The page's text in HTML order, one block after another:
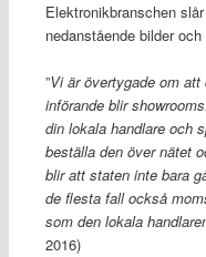
Elektronikbranschen
nedanstående bilder
”Vi är övertygade om
införande blir
din lokala handlare och
beställa den över nätet
blir att staten inte bara
de flesta fall också
som den lokala
2016)